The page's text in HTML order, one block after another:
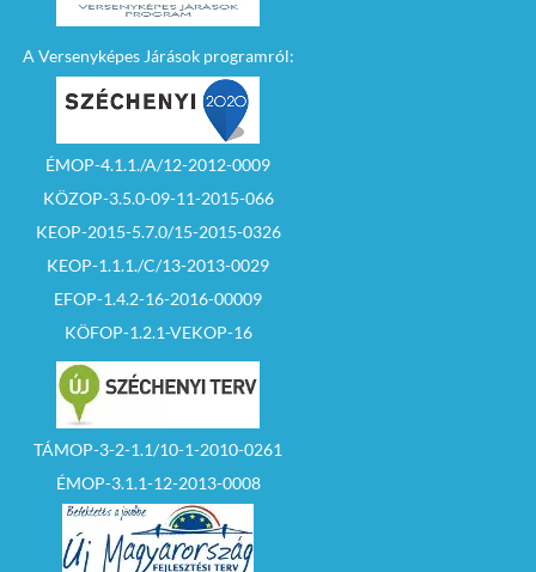
A Versenyképes Járások programról:
ÉMOP-4.1.1./A/12-2012-0009
KÖZOP-3.5.0-09-11-2015-066
KEOP-2015-5.7.0/15-2015-0326
KEOP-1.1.1./C/13-2013-0029
EFOP-1.4.2-16-2016-00009
KÖFOP-1.2.1-VEKOP-16
TÁMOP-3-2-1.1/10-1-2010-0261
ÉMOP-3.1.1-12-2013-0008